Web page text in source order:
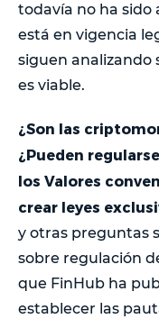
todavía no ha sido
está en vigencia
siguen analizando
es viable.
¿Son las
¿Pueden
los Valores
crear leyes
y otras preguntas
sobre regulación
que FinHub ha
establecer las